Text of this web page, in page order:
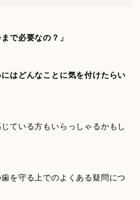
で必要なの？」
にはどんなことに気を付けたらい
ている方もいらっしゃるかもし
を守る上でのよくある疑問につ